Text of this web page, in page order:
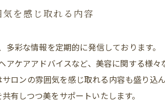
を感じ取れる内容
彩な情報を定期的に発信しております。
ケアアドバイスなど、美容に関する様々
ロンの雰囲気を感じ取れる内容も盛り込ん
有しつつ美をサポートいたします。